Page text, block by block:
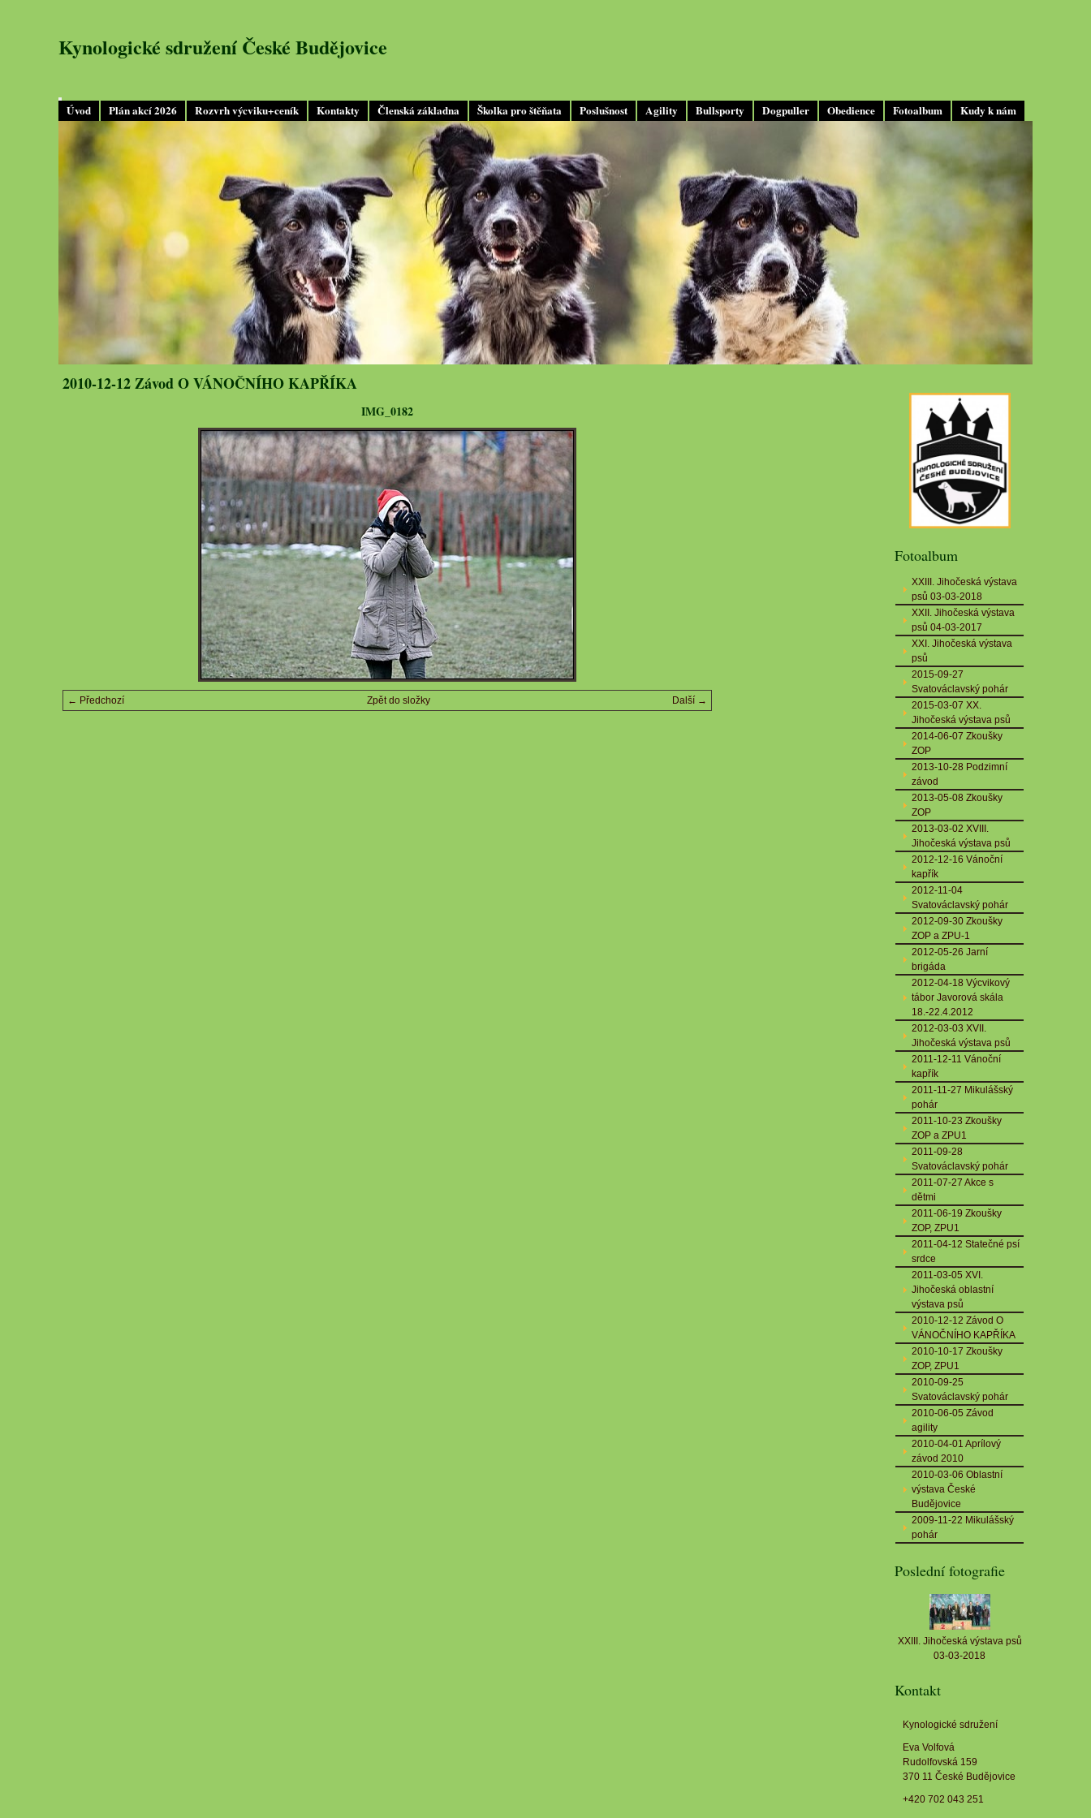
Úvod Plán akcí 2026 Rozvrh výcviku+ceník Kontakty Členská základna Školka pro štěňata Poslušnost Agility Bullsporty Dogpuller Obedience Fotoalbum Kudy k nám
Kynologické sdružení České Budějovice
2010-12-12 Závod O VÁNOČNÍHO KAPŘÍKA
IMG_0182
← Předchozí Další →
Zpět do složky
Fotoalbum
XXIII. Jihočeská výstava
psů 03-03-2018
XXII. Jihočeská výstava
psů 04-03-2017
XXI. Jihočeská výstava
psů
2015-09-27
Svatováclavský pohár
2015-03-07 XX.
Jihočeská výstava psů
2014-06-07 Zkoušky
ZOP
2013-10-28 Podzimní
závod
2013-05-08 Zkoušky
ZOP
2013-03-02 XVIII.
Jihočeská výstava psů
2012-12-16 Vánoční
kapřík
2012-11-04
Svatováclavský pohár
2012-09-30 Zkoušky
ZOP a ZPU-1
2012-05-26 Jarní
brigáda
2012-04-18 Výcvikový
tábor Javorová skála
18.-22.4.2012
2012-03-03 XVII.
Jihočeská výstava psů
2011-12-11 Vánoční
kapřík
2011-11-27 Mikulášský
pohár
2011-10-23 Zkoušky
ZOP a ZPU1
2011-09-28
Svatováclavský pohár
2011-07-27 Akce s
dětmi
2011-06-19 Zkoušky
ZOP, ZPU1
2011-04-12 Statečné psí
srdce
2011-03-05 XVI.
Jihočeská oblastní
výstava psů
2010-12-12 Závod O
VÁNOČNÍHO KAPŘÍKA
2010-10-17 Zkoušky
ZOP, ZPU1
2010-09-25
Svatováclavský pohár
2010-06-05 Závod
agility
2010-04-01 Aprílový
závod 2010
2010-03-06 Oblastní
výstava České
Budějovice
2009-11-22 Mikulášský
pohár
Poslední fotografie
XXIII. Jihočeská výstava psů
03-03-2018
Kontakt
Kynologické sdružení
Eva Volfová
Rudolfovská 159
370 11 České Budějovice
+420 702 043 251